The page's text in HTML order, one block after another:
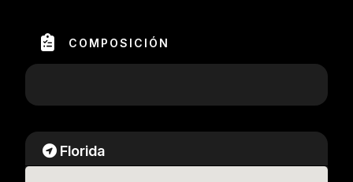
COMPOSICIÓN
Florida